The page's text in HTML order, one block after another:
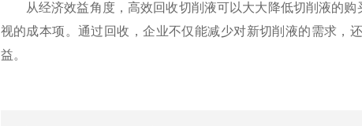
从经济效益角度，高效回收切削液可以大大降低切削液的购
视的成本项。通过回收，企业不仅能减少对新切削液的需求，
益。